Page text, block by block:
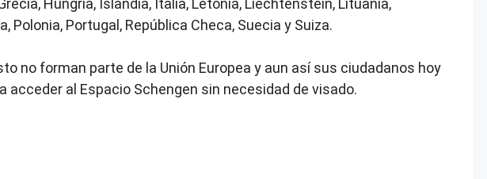
Polonia, Portugal, República Checa, Suecia y Suiza.
no forman parte de la Unión Europea y aun así sus ciudadanos hoy
acceder al Espacio Schengen sin necesidad de visado.